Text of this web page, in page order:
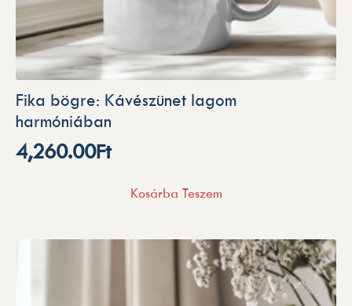
Fika bögre: Kávészünet lagom
harmóniában
4,260.00Ft
Kosárba Teszem